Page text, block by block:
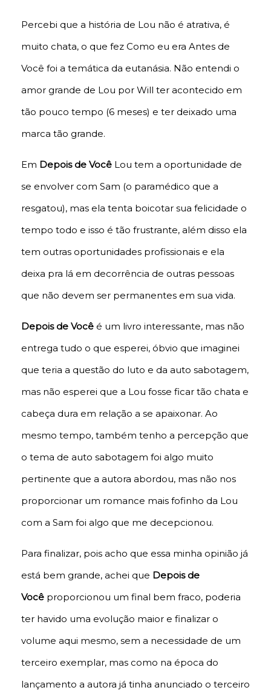
Percebi que a história de Lou não é atrativa, é
muito chata, o que fez Como eu era Antes de
Você foi a temática da eutanásia. Não entendi o
amor grande de Lou por Will ter acontecido em
tão pouco tempo (6 meses) e ter deixado uma
marca tão grande.
Em Depois de Você Lou tem a oportunidade de
se envolver com Sam (o paramédico que a
resgatou), mas ela tenta boicotar sua felicidade o
tempo todo e isso é tão frustrante, além disso ela
tem outras oportunidades profissionais e ela
deixa pra lá em decorrência de outras pessoas
que não devem ser permanentes em sua vida.
Depois de Você é um livro interessante, mas não
entrega tudo o que esperei, óbvio que imaginei
que teria a questão do luto e da auto sabotagem,
mas não esperei que a Lou fosse ficar tão chata e
cabeça dura em relação a se apaixonar. Ao
mesmo tempo, também tenho a percepção que
o tema de auto sabotagem foi algo muito
pertinente que a autora abordou, mas não nos
proporcionar um romance mais fofinho da Lou
com a Sam foi algo que me decepcionou.
Para finalizar, pois acho que essa minha opinião já
está bem grande, achei que Depois de
Você proporcionou um final bem fraco, poderia
ter havido uma evolução maior e finalizar o
volume aqui mesmo, sem a necessidade de um
terceiro exemplar, mas como na época do
lançamento a autora já tinha anunciado o terceiro